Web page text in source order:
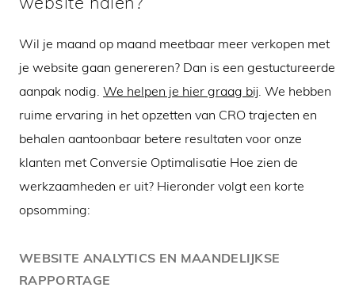
Wil je maand op maand meetbaar meer verkopen met
je website gaan genereren? Dan is een gestuctureerde
aanpak nodig. We helpen je hier graag bij. We hebben
ruime ervaring in het opzetten van CRO trajecten en
behalen aantoonbaar betere resultaten voor onze
klanten met Conversie Optimalisatie Hoe zien de
werkzaamheden er uit? Hieronder volgt een korte
opsomming:
WEBSITE ANALYTICS EN MAANDELIJKSE
RAPPORTAGE